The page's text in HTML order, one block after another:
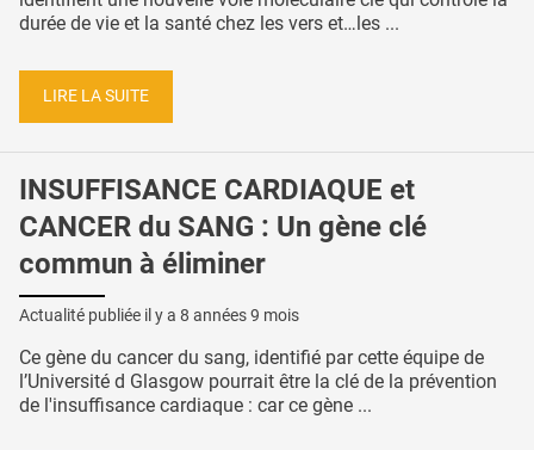
durée de vie et la santé chez les vers et…les ...
LIRE LA SUITE
INSUFFISANCE CARDIAQUE et
CANCER du SANG : Un gène clé
commun à éliminer
Actualité publiée il y a 8 années 9 mois
Ce gène du cancer du sang, identifié par cette équipe de
l’Université d Glasgow pourrait être la clé de la prévention
de l'insuffisance cardiaque : car ce gène ...